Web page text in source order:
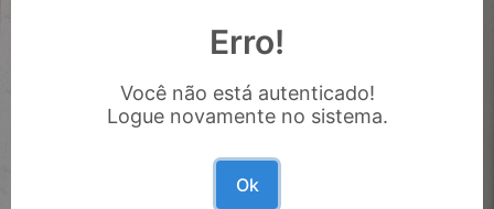
Erro!
Você não está autenticado!
Logue novamente no sistema.
Ok